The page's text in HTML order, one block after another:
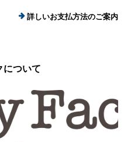
詳しいお支払方法のご案内
について